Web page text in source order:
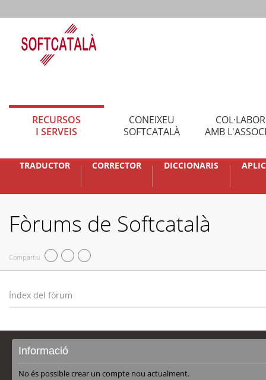
RECURSOS
I SERVEIS
CONEIXEU
SOFTCATALÀ
AMB
TRADUCTOR CORRECTOR DICCIONARIS
Fòrums de Softcatalà
Compartiu
Índex del fòrum
Informació
No és possible crear un compte nou actualment.